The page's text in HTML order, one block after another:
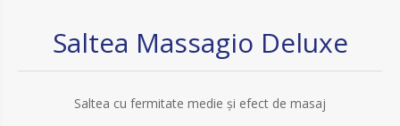
Saltea Massagio Deluxe
Saltea cu fermitate medie și efect de masaj